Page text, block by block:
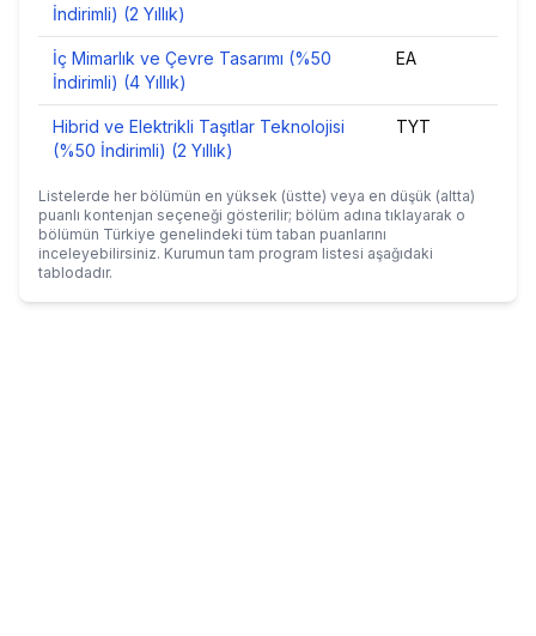
İndirimli) (2 Yıllık)
İç Mimarlık ve Çevre Tasarımı (%50
İndirimli) (4 Yıllık)
EA
Hibrid ve Elektrikli Taşıtlar Teknolojisi
(%50 İndirimli) (2 Yıllık)
TYT
Listelerde her bölümün en yüksek (üstte) veya en düşük (altta)
puanlı kontenjan seçeneği gösterilir; bölüm adına tıklayarak o
bölümün Türkiye genelindeki tüm taban puanlarını
inceleyebilirsiniz. Kurumun tam program listesi aşağıdaki
tablodadır.